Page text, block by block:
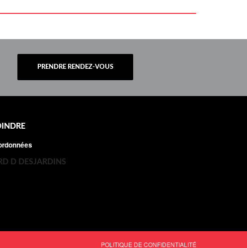
PRENDRE RENDEZ-VOUS
POLITIQUE DE CONFIDENTIALITÉ